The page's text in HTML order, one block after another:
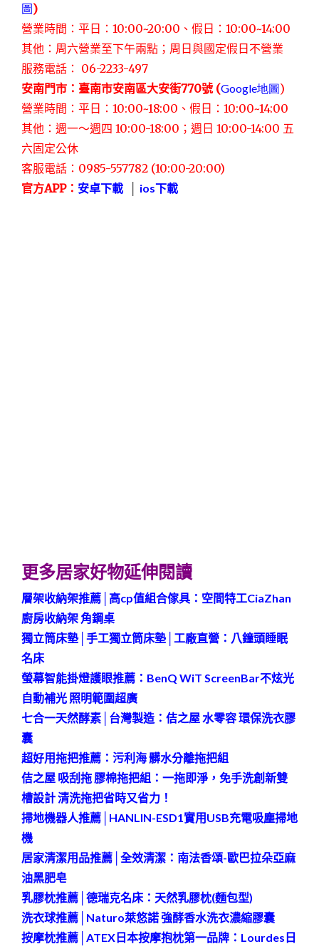
圖)
營業時間：平日：10:00~20:00、假日：10:00~14:00
其他：周六營業至下午兩點；周日與國定假日不營業
服務電話： 06-2233-497
安南門市：臺南市安南區大安街770號(Google地圖)
營業時間：平日：10:00~18:00、假日：10:00~14:00
其他：週一～週四 10:00-18:00；週日 10:00-14:00 五
六固定公休
客服電話：0985-557782 (10:00-20:00)
官方APP： 安卓下載 ios下載
更多居家好物延伸閱讀
層架收納架推薦│高cp值組合傢具：空間特工CiaZhan
廚房收納架 角鋼桌
獨立筒床墊│手工獨立筒床墊│工廠直營：八鐘頭睡眠
名床
螢幕智能掛燈護眼推薦：BenQ WiT ScreenBar不炫光
自動補光 照明範圍超廣
七合一天然酵素│台灣製造：佶之屋 水零容 環保洗衣膠
囊
超好用拖把推薦：污利海 髒水分離拖把組
佶之屋 吸刮拖 膠棉拖把組：一拖即淨，免手洗創新雙
槽設計 清洗拖把省時又省力！
掃地機器人推薦│HANLIN-ESD1實用USB充電吸塵掃地
機
居家清潔用品推薦│全效清潔：南法香頌-歐巴拉朵亞麻
油黑肥皂
乳膠枕推薦│德瑞克名床：天然乳膠枕(麵包型)
洗衣球推薦│Naturo萊悠諾 強酵香水洗衣濃縮膠囊
按摩枕推薦│ATEX日本按摩抱枕第一品牌：Lourdes日